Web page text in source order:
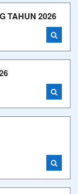
TAHUN 2026